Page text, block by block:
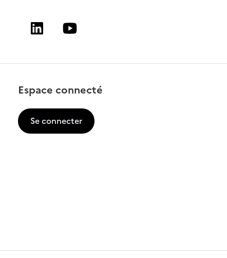
LinkedinYoutube
Espace connecté
Se connecter